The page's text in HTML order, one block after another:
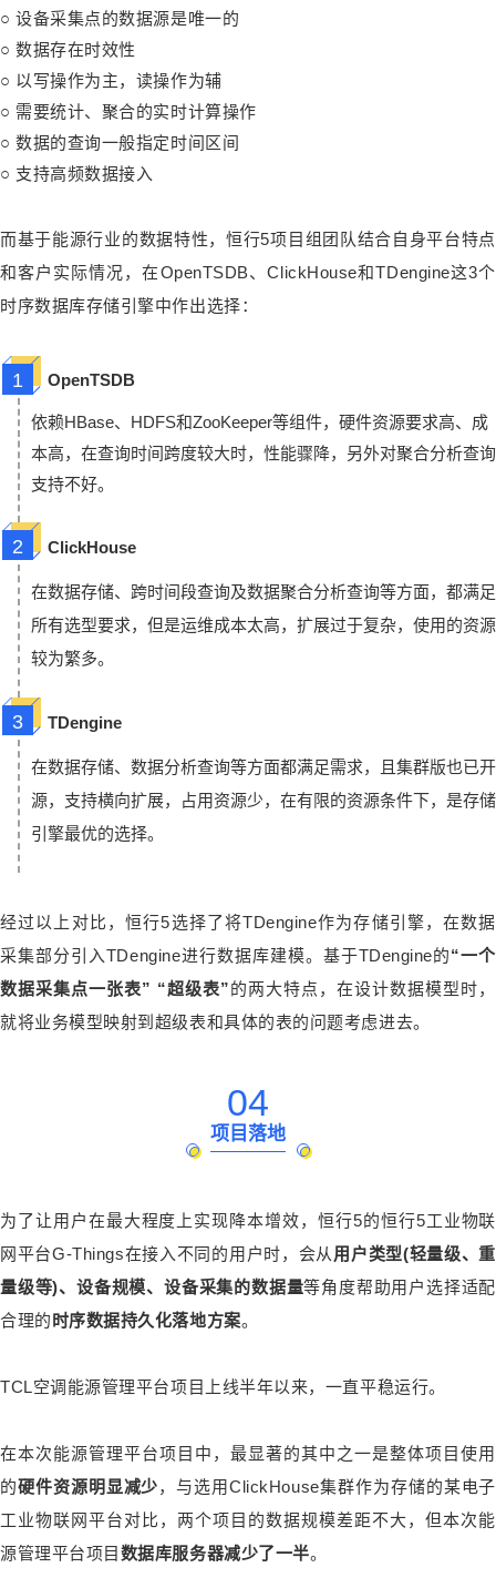
○ 设备采集点的数据源是唯一的
○ 数据存在时效性
○ 以写操作为主，读操作为辅
○ 需要统计、聚合的实时计算操作
○ 数据的查询一般指定时间区间
○ 支持高频数据接入
而基于能源行业的数据特性，恒行5项目组团队结合自身平台特点
和客户实际情况，在OpenTSDB、ClickHouse和TDengine这3个
时序数据库存储引擎中作出选择：
1 OpenTSDB
依赖HBase、HDFS和ZooKeeper等组件，硬件资源要求高、成
本高，在查询时间跨度较大时，性能骤降，另外对聚合分析查询
支持不好。
2 ClickHouse
在数据存储、跨时间段查询及数据聚合分析查询等方面，都满足
所有选型要求，但是运维成本太高，扩展过于复杂，使用的资源
较为繁多。
3 TDengine
在数据存储、数据分析查询等方面都满足需求，且集群版也已开
源，支持横向扩展，占用资源少，在有限的资源条件下，是存储
引擎最优的选择。
经过以上对比，恒行5选择了将TDengine作为存储引擎，在数据
采集部分引入TDengine进行数据库建模。基于TDengine的“一个
数据采集点一张表” “超级表”的两大特点，在设计数据模型时，
就将业务模型映射到 超级表和具体的表的问题考虑进去。
04
项目落地
为了让用户在最大程度上实现降本增效，恒行5的恒行5工业物联
网平台G-Things在接入不同的用户时，会从 用户类型(轻量级、重
量级等)、设备规模、设备采集的数据量等角度帮助用户选择适配
合理的时序数据持久化落地方案。
TCL空调能源管理平台项目上线半年以来，一直平稳运行。
在本次能源管理平台项目中，最显著的其中之一是整体项目使用
的硬件资源明显减少，与选用ClickHouse集群作为存储的某电子
工业物联网平台对比，两个项目的数据规模差距不大，但本次能
源管理平台项目 数据库服务器减少了一半。